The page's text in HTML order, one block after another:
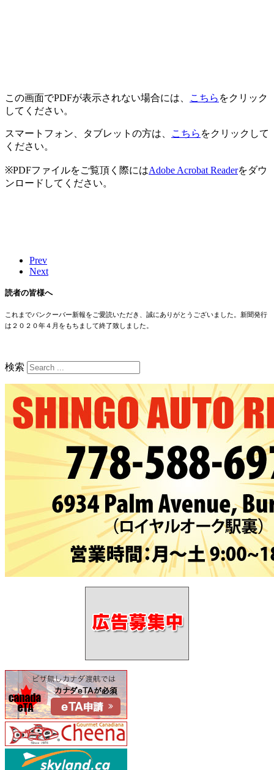
この画面でPDFが表示されない場合には、 こちら をクリック
してください。
スマートフォン、タブレットの方は、 こちら をクリックして
ください。
※PDFファイルをご覧頂く際にはAdobe Acrobat Readerをダウ
ンロードしてください。
Prev
Next
読者の皆様へ
これまでバンクーバー新報をご愛読いただき、誠にありがとうございました。新聞発行
は２０２０年４月をもちまして終了致しました。
検索